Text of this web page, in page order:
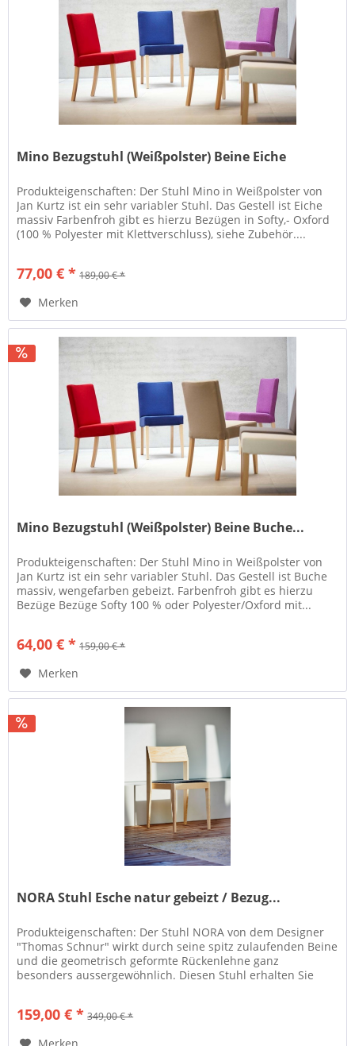
Mino Bezugstuhl (Weißpolster) Beine Eiche
Produkteigenschaften: Der Stuhl Mino in Weißpolster von
Jan Kurtz ist ein sehr variabler Stuhl. Das Gestell ist Eiche
massiv Farbenfroh gibt es hierzu Bezügen in Softy,- Oxford
(100 % Polyester mit Klettverschluss), siehe Zubehör....
77,00 € * 189,00 € *
Merken
Mino Bezugstuhl (Weißpolster) Beine Buche...
Produkteigenschaften: Der Stuhl Mino in Weißpolster von
Jan Kurtz ist ein sehr variabler Stuhl. Das Gestell ist Buche
massiv, wengefarben gebeizt. Farbenfroh gibt es hierzu
Bezüge Bezüge Softy 100 % oder Polyester/Oxford mit...
64,00 € * 159,00 € *
Merken
NORA Stuhl Esche natur gebeizt / Bezug...
Produkteigenschaften: Der Stuhl NORA von dem Designer
"Thomas Schnur" wirkt durch seine spitz zulaufenden Beine
und die geometrisch geformte Rückenlehne ganz
besonders aussergewöhnlich. Diesen Stuhl erhalten Sie
159,00 € * 349,00 € *